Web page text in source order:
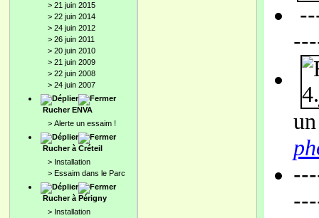
> 21 juin 2015
> 22 juin 2014
> 24 juin 2012
> 26 juin 2011
> 20 juin 2010
> 21 juin 2009
> 22 juin 2008
> 24 juin 2007
Rucher ENVA
> Alerte un essaim !
Rucher à Créteil
> Installation
> Essaim dans le Parc
Rucher à Périgny
> Installation